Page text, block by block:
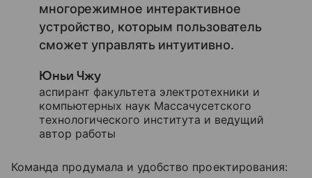
многорежимное интерактивное
устройство, которым пользователь
сможет управлять интуитивно.
Юньи Чжу
аспирант факультета электротехники и
компьютерных наук Массачусетского
технологического института и ведущий
автор работы
Команда продумала и удобство проектирования: